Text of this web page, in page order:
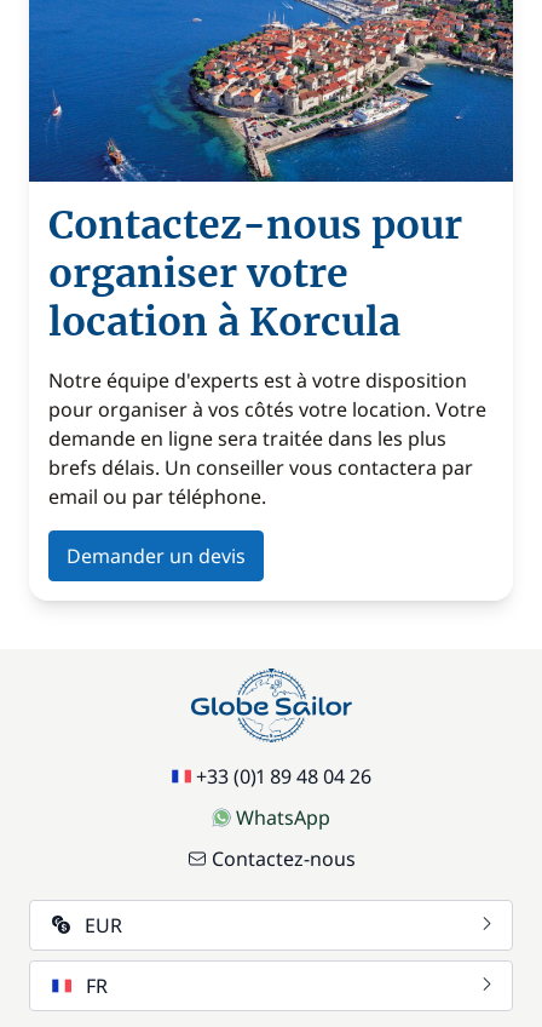
Contactez-nous pour
organiser votre
location à Korcula
Notre équipe d'experts est à votre disposition
pour organiser à vos côtés votre location. Votre
demande en ligne sera traitée dans les plus
brefs délais. Un conseiller vous contactera par
email ou par téléphone.
Demander un devis
+33 (0)1 89 48 04 26
WhatsApp
Contactez-nous
EUR
FR